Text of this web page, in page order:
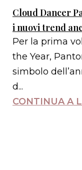
Cloud Dancer
i nuovi trend
Per la prima
the Year,
simbolo
d...
CONTINUA A